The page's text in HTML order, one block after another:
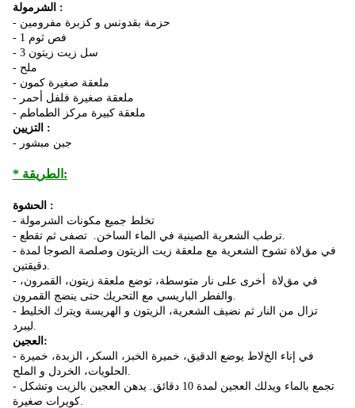
الشرمولة :
- حزمة بقدونس و كزبرة مفرومين
- 1 فص ثوم
- 3 سل زيت زيتون
- ملح
- ملعقة صغيرة كمون
- ملعقة صغيرة فلفل أحمر
- ملعقة كبيرة مركز الطماطم
التزيين :
- جبن مبشور
* الطريقة:
الحشوة :
- ترطب الشعرية الصينية في الماء الساخن. تصفى ثم تقطع.
- في مقﻻة تشوح الشعرية مع ملعقة زيت الزيتون وصلصة الصوجا لمدة
دقيقتين.
- في مقﻻة
أخرى على نار متوسطة، توضع ملعقة زيتون، القمرون،
والفطر الباريسي مع التحريك حتى ينضج القمرون.
- تزال من النار ثم نضيف الشعرية، الزيتون و الهريسة ويترك الخليط
ليبرد.
العجين:
- في إناء الخﻻط يوضع الدقيق، خميرة الخبز، السكر، الزبدة، خميرة
الحلويات، الخردل و الملح.
- تجمع بالماء ويدلك العجين لمدة 10 دقائق. يدهن العجين بالزيت وتشكل
كويرات صغيرة.